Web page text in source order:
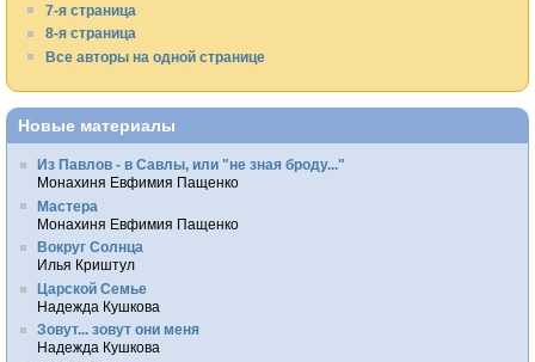
7-я страница
8-я страница
Все авторы на одной странице
Новые материалы
Из Павлов - в Савлы, или "не зная броду..."
Монахиня Евфимия Пащенко
Мастера
Монахиня Евфимия Пащенко
Вокруг Солнца
Илья Криштул
Царской Семье
Надежда Кушкова
Зовут... зовут они меня
Надежда Кушкова